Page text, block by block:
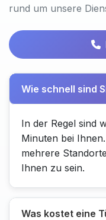
rund um unsere
Wie schnell sind
In der Regel sind
Minuten bei
mehrere
Ihnen zu sein.
Was kostet eine